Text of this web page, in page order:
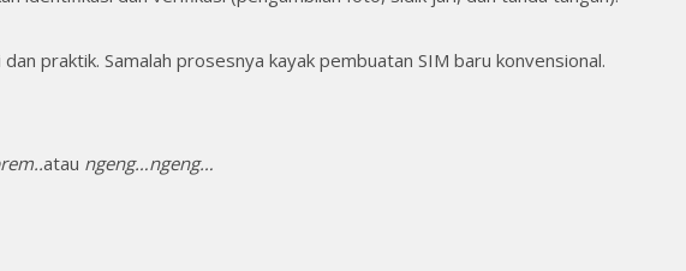
praktik. Samalah prosesnya kayak pembuatan SIM baru konvensional.
atau ngeng…ngeng…